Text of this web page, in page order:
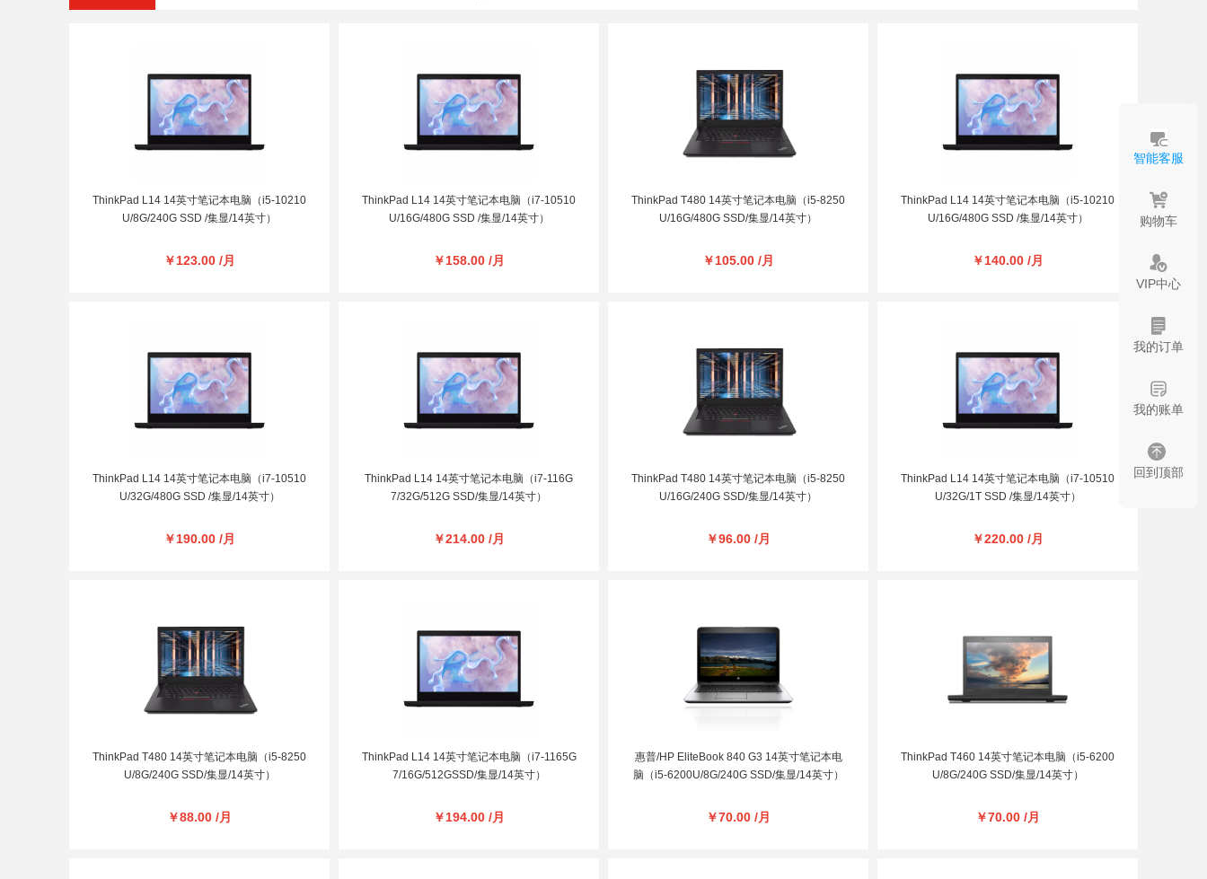
ThinkPad L14 14英寸笔记本电脑（i5-10210
U/8G/240G SSD /集显/14英寸）
￥123.00 /月
ThinkPad L14 14英寸笔记本电脑（i7-10510
U/16G/480G SSD /集显/14英寸）
￥158.00 /月
ThinkPad T480 14英寸笔记本电脑（i5-8250
U/16G/480G SSD/集显/14英寸）
￥105.00 /月
ThinkPad L14 14英寸笔记本电脑（i5-10210
U/16G/480G SSD /集显/14英寸）
￥140.00 /月
ThinkPad L14 14英寸笔记本电脑（i7-10510
U/32G/480G SSD /集显/14英寸）
￥190.00 /月
ThinkPad L14 14英寸笔记本电脑（i7-116G
7/32G/512G SSD/集显/14英寸）
￥214.00 /月
ThinkPad T480 14英寸笔记本电脑（i5-8250
U/16G/240G SSD/集显/14英寸）
￥96.00 /月
ThinkPad L14 14英寸笔记本电脑（i7-10510
U/32G/1T SSD /集显/14英寸）
￥220.00 /月
ThinkPad T480 14英寸笔记本电脑（i5-8250
U/8G/240G SSD/集显/14英寸）
￥88.00 /月
ThinkPad L14 14英寸笔记本电脑（i7-1165G
7/16G/512GSSD/集显/14英寸）
￥194.00 /月
惠普/HP EliteBook 840 G3 14英寸笔记本电
脑（i5-6200U/8G/240G SSD/集显/14英寸）
￥70.00 /月
ThinkPad T460 14英寸笔记本电脑（i5-6200
U/8G/240G SSD/集显/14英寸）
￥70.00 /月
智能客服
购物车
VIP中心
我的订单
我的账单
回到顶部